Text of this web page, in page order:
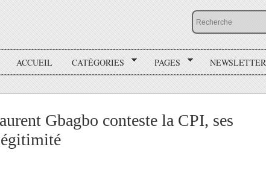
ACCUEIL CATÉGORIES PAGES NEWSLETTER
Gbagbo conteste la CPI, ses